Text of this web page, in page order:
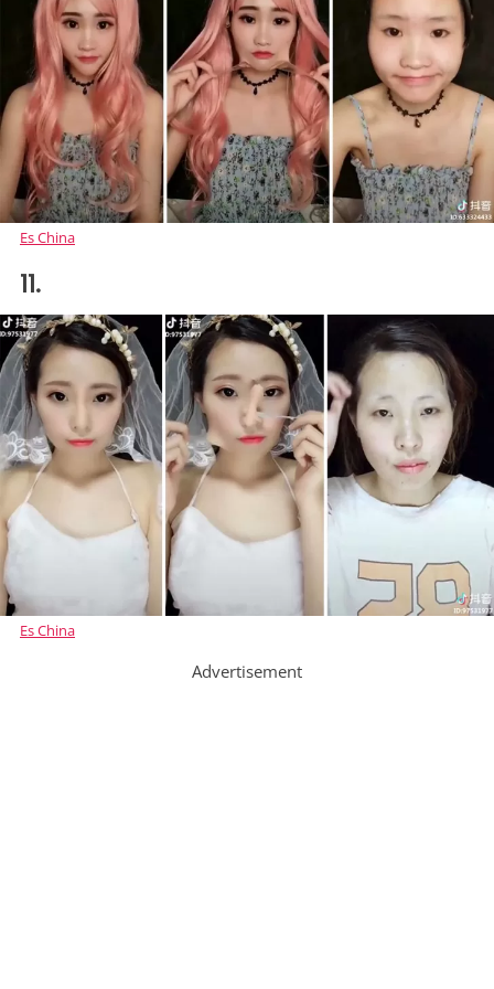
Es China
11.
Es China
Advertisement